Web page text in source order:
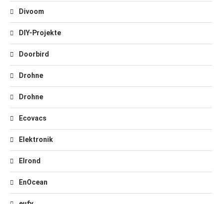
Divoom
DIY-Projekte
Doorbird
Drohne
Drohne
Ecovacs
Elektronik
Elrond
EnOcean